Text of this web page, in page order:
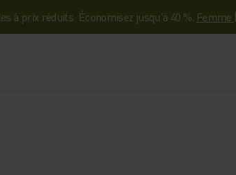
à prix réduits. Économisez jusqu'à 40 %. Femme |